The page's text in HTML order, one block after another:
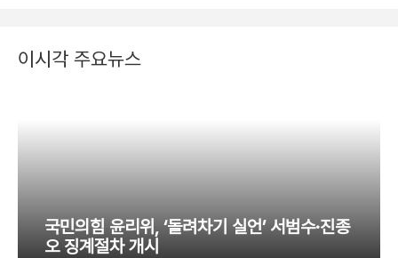
이시각 주요뉴스
국민의힘 윤리위, ‘돌려차기 실언’ 서범수·진종
오 징계절차 개시